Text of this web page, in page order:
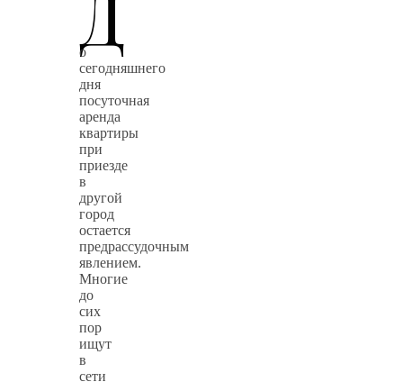
о
сегодняшнего
дня
посуточная
аренда
квартиры
при
приезде
в
другой
город
остается
предрассудочным
явлением.
Многие
до
сих
пор
ищут
в
сети